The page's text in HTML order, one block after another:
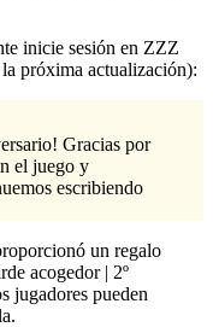
inicie sesión en ZZZ
próxima actualización):
Gracias por
el juego y
escribiendo
un regalo
acogedor | 2º
jugadores pueden